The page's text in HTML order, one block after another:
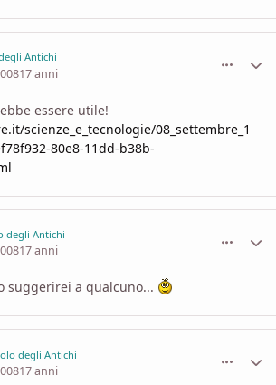
Antichi
17 anni
essere utile!
scienze_e_tecnologie/08_settembre_1
80e8-11dd-b38b-
degli Antichi
17 anni
suggerirei a qualcuno...
degli Antichi
17 anni